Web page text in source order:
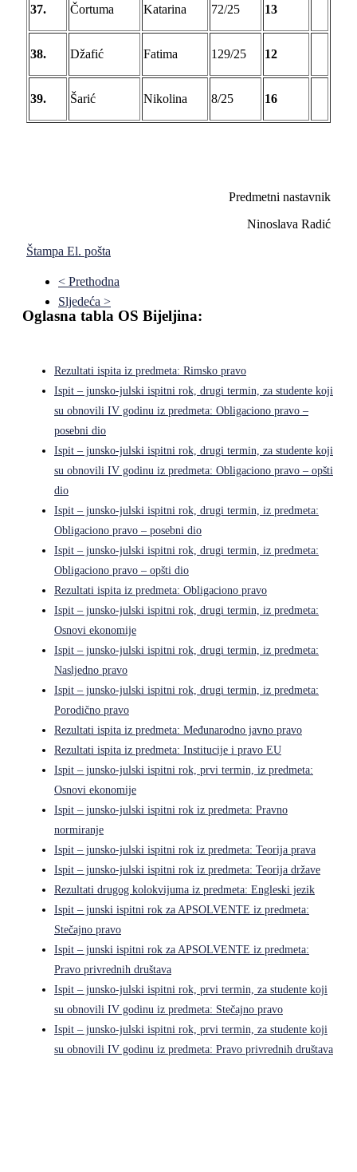
37. Čortuma Katarina 72/25 13
38. Džafić Fatima 129/25 12
39. Šarić Nikolina 8/25 16
Predmetni nastavnik
Ninoslava Radić
Štampa El. pošta
< Prethodna
Sljedeća >
Oglasna tabla OS Bijeljina:
Rezultati ispita iz predmeta: Rimsko pravo
Ispit – junsko-julski ispitni rok, drugi termin, za studente koji
su obnovili IV godinu iz predmeta: Obligaciono pravo –
posebni dio
Ispit – junsko-julski ispitni rok, drugi termin, za studente koji
su obnovili IV godinu iz predmeta: Obligaciono pravo – opšti
dio
Ispit – junsko-julski ispitni rok, drugi termin, iz predmeta:
Obligaciono pravo – posebni dio
Ispit – junsko-julski ispitni rok, drugi termin, iz predmeta:
Obligaciono pravo – opšti dio
Rezultati ispita iz predmeta: Obligaciono pravo
Ispit – junsko-julski ispitni rok, drugi termin, iz predmeta:
Osnovi ekonomije
Ispit – junsko-julski ispitni rok, drugi termin, iz predmeta:
Nasljedno pravo
Ispit – junsko-julski ispitni rok, drugi termin, iz predmeta:
Porodično pravo
Rezultati ispita iz predmeta: Međunarodno javno pravo
Rezultati ispita iz predmeta: Institucije i pravo EU
Ispit – junsko-julski ispitni rok, prvi termin, iz predmeta:
Osnovi ekonomije
Ispit – junsko-julski ispitni rok iz predmeta: Pravno
normiranje
Ispit – junsko-julski ispitni rok iz predmeta: Teorija prava
Ispit – junsko-julski ispitni rok iz predmeta: Teorija države
Rezultati drugog kolokvijuma iz predmeta: Engleski jezik
Ispit – junski ispitni rok za APSOLVENTE iz predmeta:
Stečajno pravo
Ispit – junski ispitni rok za APSOLVENTE iz predmeta:
Pravo privrednih društava
Ispit – junsko-julski ispitni rok, prvi termin, za studente koji
su obnovili IV godinu iz predmeta: Stečajno pravo
Ispit – junsko-julski ispitni rok, prvi termin, za studente koji
su obnovili IV godinu iz predmeta: Pravo privrednih društava